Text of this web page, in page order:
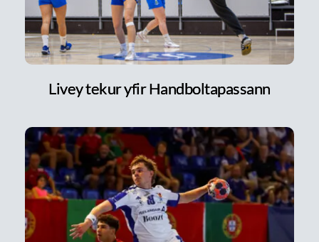
Livey tekur yfir Handboltapassann